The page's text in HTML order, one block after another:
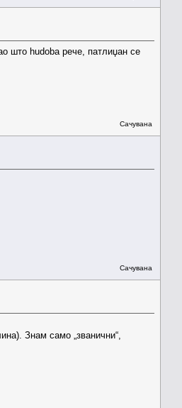
што hudoba рече, патлиџан се
Сачувана
Сачувана
Знам само „званични“,